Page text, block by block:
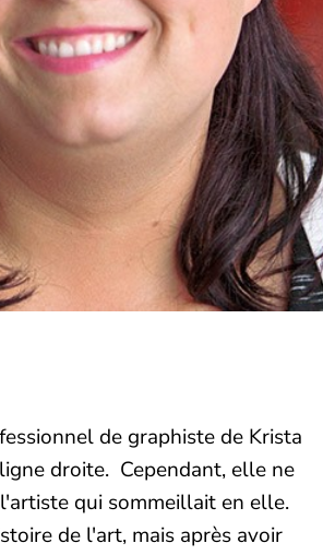
de graphiste de Krista
droite. Cependant, elle ne
qui sommeillait en elle.
de l'art, mais après avoir